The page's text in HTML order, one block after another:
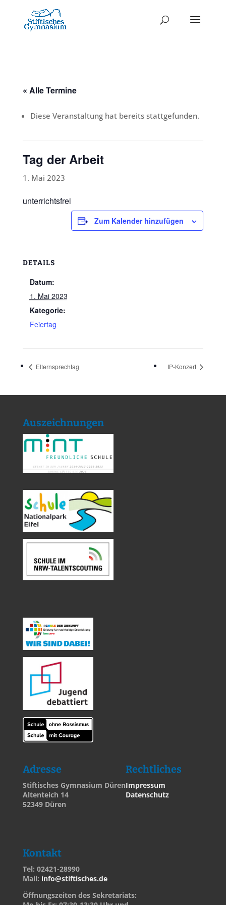
« Alle Termine
Diese Veranstaltung hat bereits stattgefunden.
Tag der Arbeit
1. Mai 2023
unterrichtsfrei
Zum Kalender hinzufügen
DETAILS
Datum:
1. Mai 2023
Kategorie:
Feiertag
Elternsprechtag IP-Konzert
Auszeichnungen
Adresse
Stiftisches Gymnasium Düren
Altenteich 14
52349 Düren
Rechtliches
Impressum
Datenschutz
Kontakt
Tel: 02421-28990
Mail: info@stiftisches.de
Öffnungszeiten des Sekretariats: